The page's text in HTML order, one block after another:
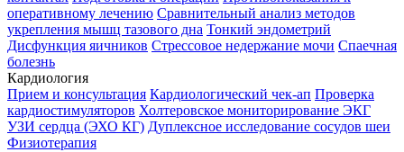
оперативному лечению Сравнительный анализ методов
укрепления мышц тазового дна Тонкий эндометрий
Дисфункция яичников Стрессовое недержание мочи Спаечная
болезнь
Кардиология
Прием и консультация Кардиологический чек-ап Проверка
кардиостимуляторов Холтеровское мониторирование ЭКГ
УЗИ сердца (ЭХО КГ) Дуплексное исследование сосудов шеи
Физиотерапия